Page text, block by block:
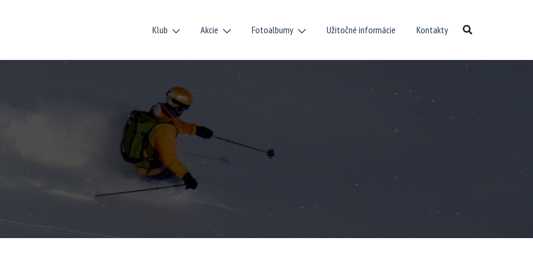
Klub Akcie Fotoalbumy Užitočné informácie Kontakty